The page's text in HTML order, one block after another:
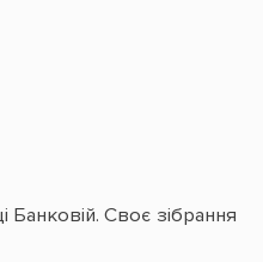
Банковій. Своє зібрання